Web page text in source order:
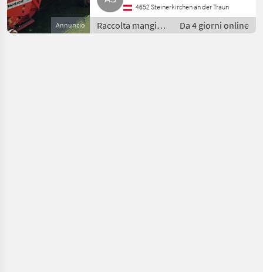
Annuncio
4652 Steinerkirchen an der Traun
Raccolta mangimi
/ Autocaricanti
Da 4 giorni online